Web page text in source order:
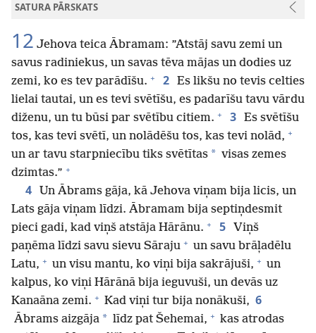
SATURA PĀRSKATS
12 Jehova teica Ābramam: ”Atstāj savu zemi un
savus radiniekus, un savas tēva mājas un dodies uz
zemi, ko es tev parādīšu. + 2 Es likšu no tevis celties
lielai tautai, un es tevi svētīšu, es padarīšu tavu vārdu
diženu, un tu būsi par svētību citiem. + 3 Es svētīšu
tos, kas tevi svētī, un nolādēšu tos, kas tevi nolād, +
un ar tavu starpniecību tiks svētītas * visas zemes
dzimtas.” +
4
Un Ābrams gāja, kā Jehova viņam bija licis, un
Lats gāja viņam līdzi. Ābramam bija septiņdesmit
pieci gadi, kad viņš atstāja Hārānu. + 5
Viņš
paņēma līdzi savu sievu Sāraju + un savu brāļadēlu
Latu, + un visu mantu, ko viņi bija sakrājuši, + un
kalpus, ko viņi Hārānā bija ieguvuši, un devās uz
Kanaāna zemi. + Kad viņi tur bija nonākuši, 6
Ābrams aizgāja * līdz pat Šehemai, + kas atrodas